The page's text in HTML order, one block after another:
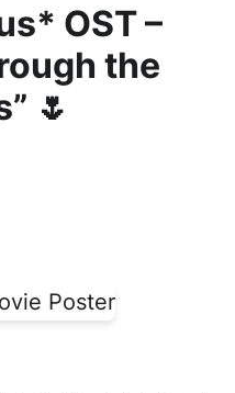
OST –
the
🌷